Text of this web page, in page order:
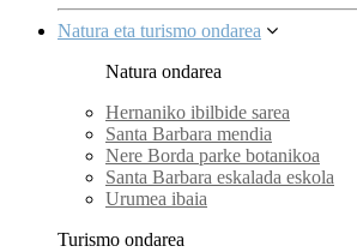
Natura eta turismo ondarea
Natura ondarea
Hernaniko ibilbide sarea
Santa Barbara mendia
Nere Borda parke botanikoa
Santa Barbara eskalada eskola
Urumea ibaia
Turismo ondarea